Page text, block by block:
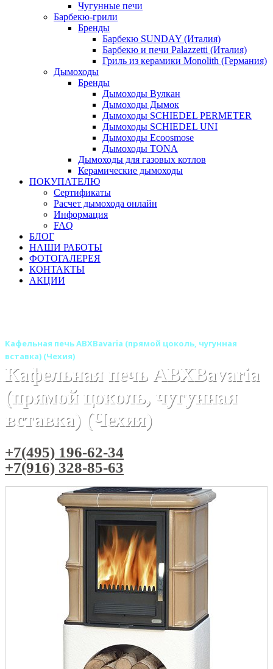
Чугунные печи
Барбекю-грили
Бренды
Барбекю SUNDAY (Италия)
Барбекю и печи Palazzetti (Италия)
Гриль из керамики Monolith (Германия)
Дымоходы
Бренды
Дымоходы Вулкан
Дымоходы Дымок
Дымоходы SCHIEDEL PERMETER
Дымоходы SCHIEDEL UNI
Дымоходы Ecoosmose
Дымоходы TONA
Дымоходы для газовых котлов
Керамические дымоходы
ПОКУПАТЕЛЮ
Сертификаты
Расчет дымохода онлайн
Информация
FAQ
БЛОГ
НАШИ РАБОТЫ
ФОТОГАЛЕРЕЯ
КОНТАКТЫ
АКЦИИ
Кафельная печь ABXBavaria (прямой цоколь, чугунная
вставка) (Чехия)
Кафельная печь ABXBavaria
(прямой цоколь, чугунная
вставка) (Чехия)
+7(495) 196-62-34
+7(916) 328-85-63